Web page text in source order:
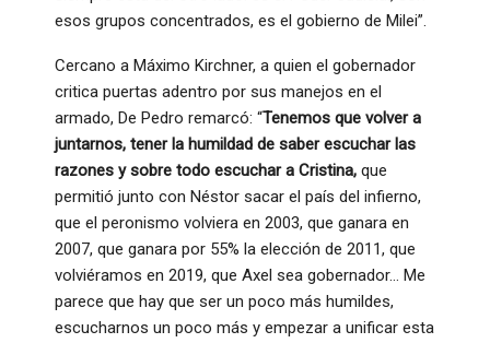
esos grupos concentrados, es el gobierno de Milei”.
Cercano a Máximo Kirchner, a quien el gobernador
critica puertas adentro por sus manejos en el
armado, De Pedro remarcó: “Tenemos que volver a
juntarnos, tener la humildad de saber escuchar las
razones y sobre todo escuchar a Cristina, que
permitió junto con Néstor sacar el país del infierno,
que el peronismo volviera en 2003, que ganara en
2007, que ganara por 55% la elección de 2011, que
volviéramos en 2019, que Axel sea gobernador… Me
parece que hay que ser un poco más humildes,
escucharnos un poco más y empezar a unificar esta